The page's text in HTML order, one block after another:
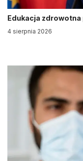
Edukacja
4 sierpnia 2026